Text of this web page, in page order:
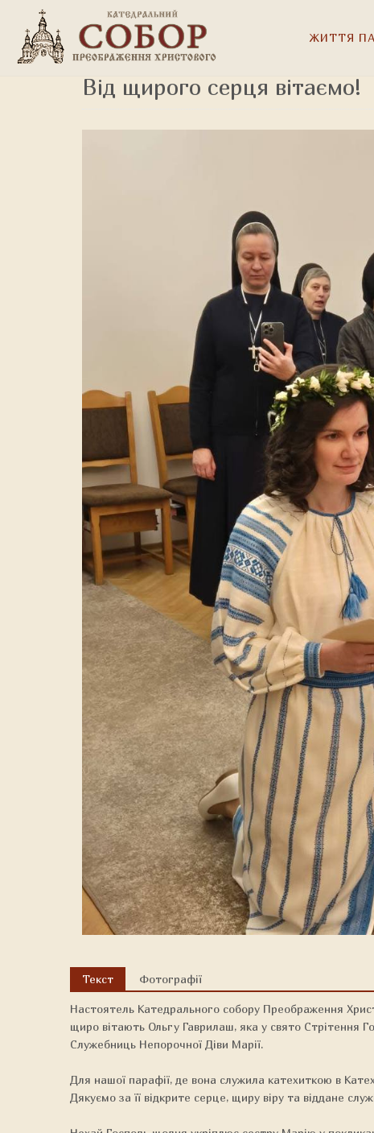
ЖИТТЯ
Від щирого серця вітаємо!
Текст Фотографії
Настоятель Катедрального собору Преображення
щиро вітають Ольгу Гаврилаш, яка у свято Стрітення
Служебниць Непорочної Діви Марії.
Для нашої парафії, де вона служила катехиткою в
Дякуємо за її відкрите серце, щиру віру та віддане